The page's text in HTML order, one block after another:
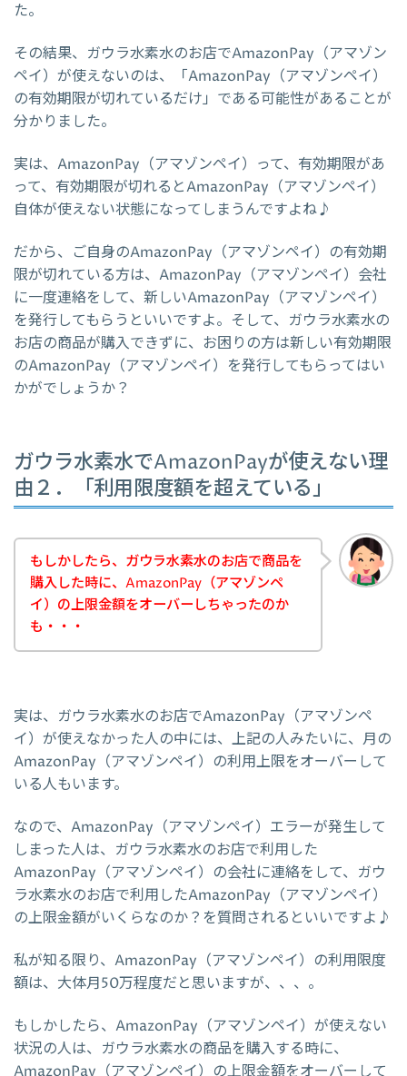
た。
その結果、ガウラ水素水のお店でAmazonPay（アマゾン
ペイ）が使えないのは、「AmazonPay（アマゾンペイ）
の有効期限が切れているだけ」である可能性があることが
分かりました。
実は、AmazonPay（アマゾンペイ）って、有効期限があ
って、有効期限が切れるとAmazonPay（アマゾンペイ）
自体が使えない状態になってしまうんですよね♪
だから、ご自身のAmazonPay（アマゾンペイ）の有効期
限が切れている方は、AmazonPay（アマゾンペイ）会社
に一度連絡をして、新しいAmazonPay（アマゾンペイ）
を発行してもらうといいですよ。そして、ガウラ水素水の
お店の商品が購入できずに、お困りの方は新しい有効期限
のAmazonPay（アマゾンペイ）を発行してもらってはい
かがでしょうか？
ガウラ水素水でAmazonPayが使えない理
由２．「利用限度額を超えている」
もしかしたら、ガウラ水素水のお店で商品を
購入した時に、AmazonPay（アマゾンペ
イ）の上限金額をオーバーしちゃったのか
も・・・
実は、ガウラ水素水のお店でAmazonPay（アマゾンペ
イ）が使えなかった人の中には、上記の人みたいに、月の
AmazonPay（アマゾンペイ）の利用上限をオーバーして
いる人もいます。
なので、AmazonPay（アマゾンペイ）エラーが発生して
しまった人は、ガウラ水素水のお店で利用した
AmazonPay（アマゾンペイ）の会社に連絡をして、ガウ
ラ水素水のお店で利用したAmazonPay（アマゾンペイ）
の上限金額がいくらなのか？を質問されるといいですよ♪
私が知る限り、AmazonPay（アマゾンペイ）の利用限度
額は、大体月50万程度だと思いますが、、、。
もしかしたら、AmazonPay（アマゾンペイ）が使えない
状況の人は、ガウラ水素水の商品を購入する時に、
AmazonPay（アマゾンペイ）の上限金額をオーバーして